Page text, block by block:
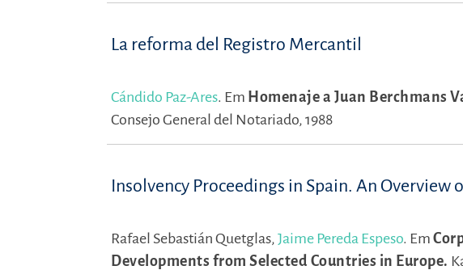
La reforma del Registro Mercantil
Cándido Paz-Ares. Em Homenaje a Juan Berchmans
Consejo General del Notariado, 1988
Insolvency Proceedings in Spain. An Overview
Rafael Sebastián Quetglas, Jaime Pereda Espeso. Em
Developments from Selected Countries in Europe.